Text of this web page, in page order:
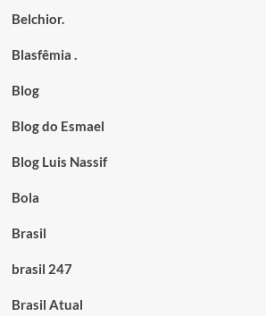
Belchior.
Blasfêmia .
Blog
Blog do Esmael
Blog Luis Nassif
Bola
Brasil
brasil 247
Brasil Atual